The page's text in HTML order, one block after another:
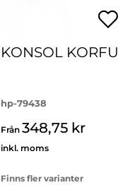
KONSOL KORFU
hp-79438
Från 348,75 kr
inkl. moms
Finns fler varianter